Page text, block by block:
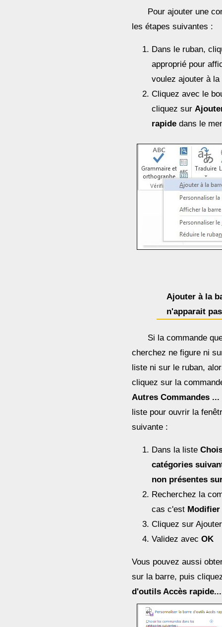
Pour ajouter une
les étapes suivantes :
Dans le ruban,
approprié pour
voulez ajouter à la
Cliquez avec le
cliquez sur
rapide dans le
Ajouter à la
n'apparait
Si la commande
cherchez ne figure ni
liste ni sur le ruban,
cliquez sur la
Autres Commandes ...
liste pour ouvrir la
suivante :
Dans la liste
catégories
non présentes
Recherchez la
cas c'est Modifier
Cliquez sur
Validez avecOK
Vous pouvez aussi
sur la barre, puis
d'outils Accès rapide...